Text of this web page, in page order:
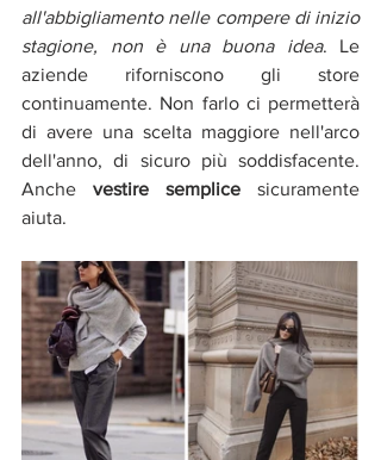
all'abbigliamento nelle compere di inizio
stagione, non è una buona idea. Le
aziende riforniscono gli store
continuamente. Non farlo ci permetterà
di avere una scelta maggiore nell'arco
dell'anno, di sicuro più soddisfacente.
Anche vestire semplice sicuramente
aiuta.